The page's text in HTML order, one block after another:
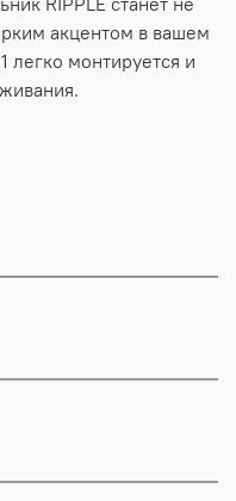
акцентом в вашем
легко монтируется и